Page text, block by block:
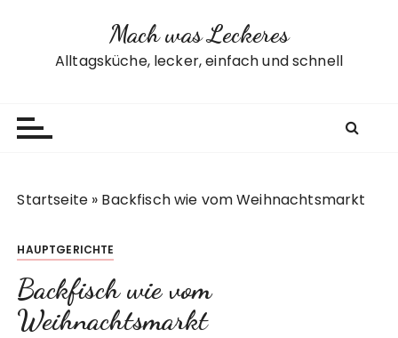
Mach was Leckeres
Alltagsküche, lecker, einfach und schnell
Startseite » Backfisch wie vom Weihnachtsmarkt
HAUPTGERICHTE
Backfisch wie vom
Weihnachtsmarkt